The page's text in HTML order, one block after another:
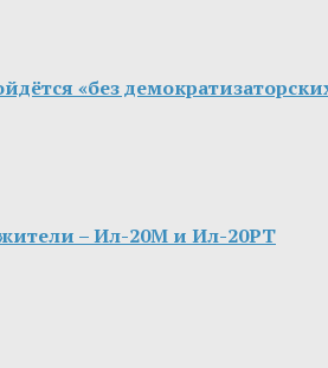
«без
– Ил-20М и Ил-20РТ